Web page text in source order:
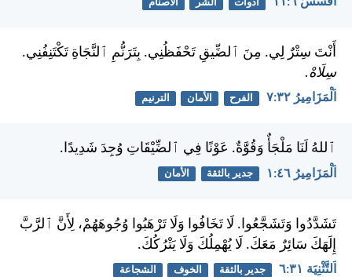
ادوات الشر الأصنام
أَنْتَ سِتْرٌ لِي. مِنَ ٱلضِّيقِ تَحْفَظُنِي. بِتَرَنُّمِ ٱلنَّجَاةِ تَكْتَنِفُنِي.
سِلَاهْ.
اَلْمَزَامِيرُ ٣٢:‏٧ الفرح الأمان الترنيم
ٱللهُ لَنَا مَلْجَأٌ وَقُوَّةٌ. عَوْنًا فِي ٱلضِّيْقَاتِ وُجِدَ شَدِيدًا.
اَلْمَزَامِيرُ ٤٦:‏١ جدير بالثقة الأمان
تَشَدَّدُوا وَتَشَجَّعُوا. لَا تَخَافُوا وَلَا تَرْهَبُوا وُجُوهَهُمْ، لِأَنَّ ٱلرَّبَّ
إِلَهَكَ سَائِرٌ مَعَكَ. لَا يُهْمِلُكَ وَلَا يَتْرُكُكَ.
اَلتَّثْنِيَة ٣١:‏٦ جدير بالثقة الخوف الشجاعة